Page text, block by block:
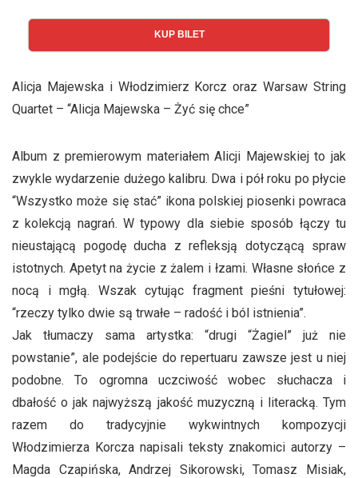
KUP BILET
Alicja Majewska i Włodzimierz Korcz oraz Warsaw String
Quartet – “Alicja Majewska – Żyć się chce”
Album z premierowym materiałem Alicji Majewskiej to jak
zwykle wydarzenie dużego kalibru. Dwa i pół roku po płycie
“Wszystko może się stać” ikona polskiej piosenki powraca
z kolekcją nagrań. W typowy dla siebie sposób łączy tu
nieustającą pogodę ducha z refleksją dotyczącą spraw
istotnych. Apetyt na życie z żalem i łzami. Własne słońce z
nocą i mgłą. Wszak cytując fragment pieśni tytułowej:
“rzeczy tylko dwie są trwałe – radość i ból istnienia”.
Jak tłumaczy sama artystka: “drugi “Żagiel” już nie
powstanie”, ale podejście do repertuaru zawsze jest u niej
podobne. To ogromna uczciwość wobec słuchacza i
dbałość o jak najwyższą jakość muzyczną i literacką. Tym
razem do tradycyjnie wykwintnych kompozycji
Włodzimierza Korcza napisali teksty znakomici autorzy –
Magda Czapińska, Andrzej Sikorowski, Tomasz Misiak,